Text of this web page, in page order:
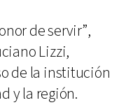
de servir”,
Lizzi,
de la institución
y la región.